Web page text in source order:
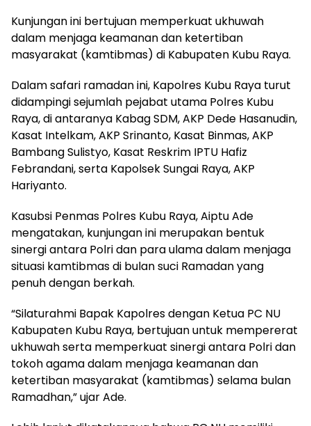
Kunjungan ini bertujuan memperkuat ukhuwah
dalam menjaga keamanan dan ketertiban
masyarakat (kamtibmas) di Kabupaten Kubu Raya.
Dalam safari ramadan ini, Kapolres Kubu Raya turut
didampingi sejumlah pejabat utama Polres Kubu
Raya, di antaranya Kabag SDM, AKP Dede Hasanudin,
Kasat Intelkam, AKP Srinanto, Kasat Binmas, AKP
Bambang Sulistyo, Kasat Reskrim IPTU Hafiz
Febrandani, serta Kapolsek Sungai Raya, AKP
Hariyanto.
Kasubsi Penmas Polres Kubu Raya, Aiptu Ade
mengatakan, kunjungan ini merupakan bentuk
sinergi antara Polri dan para ulama dalam menjaga
situasi kamtibmas di bulan suci Ramadan yang
penuh dengan berkah.
“Silaturahmi Bapak Kapolres dengan Ketua PC NU
Kabupaten Kubu Raya, bertujuan untuk mempererat
ukhuwah serta memperkuat sinergi antara Polri dan
tokoh agama dalam menjaga keamanan dan
ketertiban masyarakat (kamtibmas) selama bulan
Ramadhan,” ujar Ade.